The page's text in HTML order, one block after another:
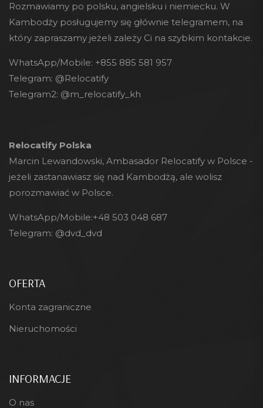
Rozmawiamy po polsku, angielsku i niemiecku. W
Kambodży posługujemy się głównie telegramem, na
który zapraszamy jeżeli zależy Ci na szybkim kontakcie.
WhatsApp/Mobile: +855 885 581 957
Telegram: @Relocatify
Telegram2: @m_relocatify_kh
Relocatify Polska
Marcin Lewandowski, Ambasador Relocatify w Polsce -
jeżeli zastanawiasz się nad Kambodżą, ale wolisz
porozmawiać w Polsce.
WhatsApp/Mobile:+48 503 048 687
Telegram: @dvd_dvd
OFERTA
Konta zagraniczne
Nieruchomości
INFORMACJE
O nas